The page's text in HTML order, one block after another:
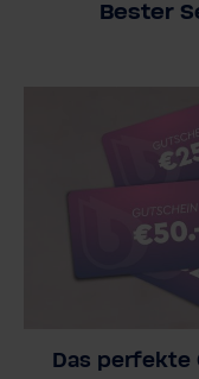
Bester
Das perfekte